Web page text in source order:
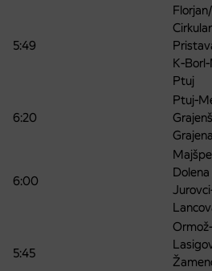
5:49
K-
Ptuj
6:20
Ptuj-
6:00
5:45